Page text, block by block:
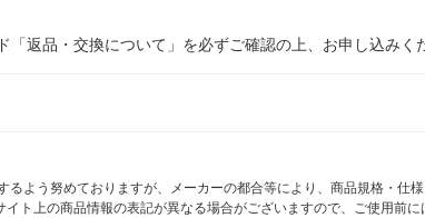
「返品・交換について」を必ずご確認の上、お申し込みく
よう努めておりますが、メーカーの都合等により、商品規格・仕
ト上の商品情報の表記が異なる場合がございますので、ご使用前